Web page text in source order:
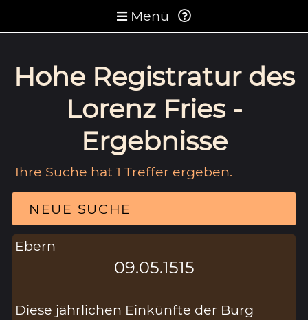
Menü
Hohe Registratur des
Lorenz Fries -
Ergebnisse
Ihre Suche hat 1 Treffer ergeben.
NEUE SUCHE
Ebern
09.05.1515
Diese jährlichen Einkünfte der Burg